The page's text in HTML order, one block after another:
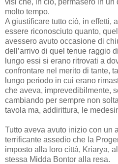
molto tempo.
A giustificare tutto ciò, in effetti,
essere riconosciuto quanto,
avessero avuto occasione di
dell’arrivo di quel tenue raggio
lungo essi si erano ritrovati a
confrontare nel merito di tante,
lungo periodo in cui erano
che aveva, imprevedibilmente,
cambiando per sempre non
tavola ma, addirittura, le
Tutto aveva avuto inizio con un
terrificante assedio che la
imposto alla loro città, Kriarya,
stessa Midda Bontor alla resa.